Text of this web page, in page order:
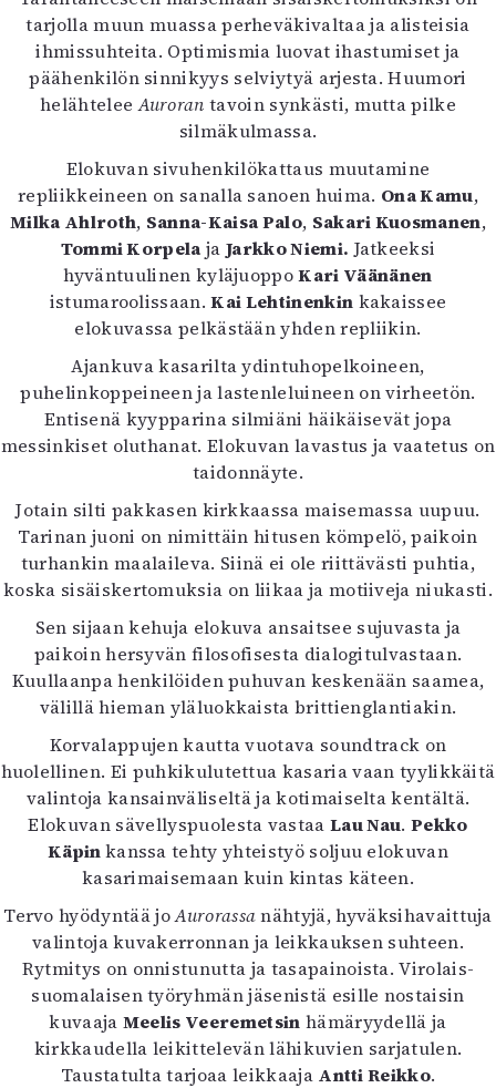
tarjolla muun muassa perheväkivaltaa ja alisteisia
ihmissuhteita. Optimismia luovat ihastumiset ja
päähenkilön sinnikyys selviytyä arjesta. Huumori
helähteleeAuroran tavoin synkästi, mutta pilke
silmäkulmassa.
Elokuvan sivuhenkilökattaus muutamine
repliikkeineen on sanalla sanoen huima. Ona Kamu,
Milka Ahlroth, Sanna-Kaisa Palo, Sakari Kuosmanen,
Tommi Korpela jaJarkko Niemi. Jatkeeksi
hyväntuulinen kyläjuoppoKari Väänänen
istumaroolissaan.Kai Lehtinenkin kakaissee
elokuvassa pelkästään yhden repliikin.
Ajankuva kasarilta ydintuhopelkoineen,
puhelinkoppeineen ja lastenleluineen on virheetön.
Entisenä kyypparina silmiäni häikäisevät jopa
messinkiset oluthanat. Elokuvan lavastus ja vaatetus on
taidonnäyte.
Jotain silti pakkasen kirkkaassa maisemassa uupuu.
Tarinan juoni on nimittäin hitusen kömpelö, paikoin
turhankin maalaileva. Siinä ei ole riittävästi puhtia,
koska sisäiskertomuksia on liikaa ja motiiveja niukasti.
Sen sijaan kehuja elokuva ansaitsee sujuvasta ja
paikoin hersyvän filosofisesta dialogitulvastaan.
Kuullaanpa henkilöiden puhuvan keskenään saamea,
välillä hieman yläluokkaista brittienglantiakin.
Korvalappujen kautta vuotava soundtrack on
huolellinen. Ei puhkikulutettua kasaria vaan tyylikkäitä
valintoja kansainväliseltä ja kotimaiselta kentältä.
Elokuvan sävellyspuolesta vastaaLau Nau. Pekko
Käpinkanssa tehty yhteistyö soljuu elokuvan
kasarimaisemaan kuin kintas käteen.
Tervo hyödyntää joAurorassanähtyjä, hyväksihavaittuja
valintoja kuvakerronnan ja leikkauksen suhteen.
Rytmitys on onnistunutta ja tasapainoista. Virolais-
suomalaisen työryhmän jäsenistä esille nostaisin
kuvaaja Meelis Veeremetsin hämäryydellä ja
kirkkaudella leikittelevän lähikuvien sarjatulen.
Taustatulta tarjoaa leikkaaja Antti Reikko.